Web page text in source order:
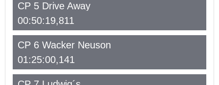
CP 5 Drive Away
00:50:19,811
CP 6 Wacker Neuson
01:25:00,141